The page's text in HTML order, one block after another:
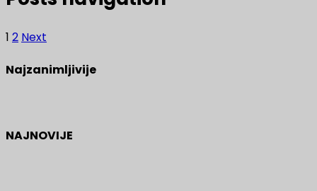
1 2 Next
Najzanimljivije
NAJNOVIJE